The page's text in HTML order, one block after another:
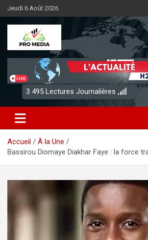
Aller
au
contenu
Jeudi 6 Août 2026
Sénégal Promedia
3 495 Lectures Journalières
Accueil
À la Une
Bassirou Diomaye Diakhar Faye : la force